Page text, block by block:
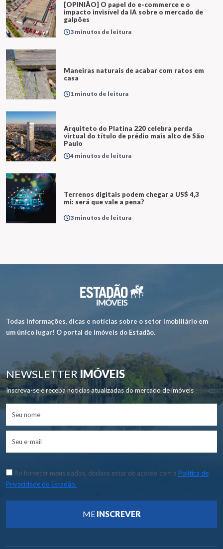
[OPINIÃO] O papel do e-commerce e o
impacto invisível da IA sobre o mercado de
galpões
3 minutos de leitura
Maneiras naturais de acabar com ratos em
casa
1 minuto de leitura
Arquiteto do Platina 220 celebra perda
virtual do título de prédio mais alto de São
Paulo
4 minutos de leitura
Terrenos digitais podem chegar a US$ 4,3
mi: será que vale a pena?
3 minutos de leitura
Todas informações, dicas e notícias sobre o setor imobiliário em
um único lugar! O portal de Imóveis do Estadão.
NEWSLETTERIMÓVEIS
Inscreva-se e receba notícias atualizadas do mercado de imóveis
Ao fornecer meus dados, declaro estar de acordo com a Política de
Privacidade do Estadão.
ME INSCREVER